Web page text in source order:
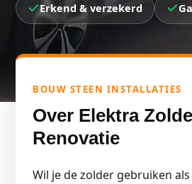
Erkend & verzekerd
BOUW STEEN INSTALLATIES
Over Elektra
Renovatie
Wil je de zolder gebruiken als